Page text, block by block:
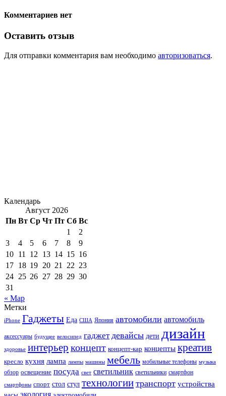
Комментариев нет
Оставить отзыв
Для отправки комментария вам необходимо авторизоваться.
Календарь
Август 2026
Пн Вт Ср Чт Пт Сб Вс
1
2
3
4 5 6 7 8
9
10 11 12 13 14 15 16
17 18 19 20 21 22 23
24 25 26 27 28 29 30
31
« Мар
Метки
iPhone Гаджеты Еда США Япония автомобили автомобиль
аксессуары будущее велосипед гаджет девайсы дети дизайн
здоровье интерьер концепт концепт-кар концепты креатив
кресло кухня лампа лампы машины мебель мобильные телефоны музыка
обзор освещение посуда свет светильник светильники смартфон
смартфоны спорт стол стул технологии транспорт устройства